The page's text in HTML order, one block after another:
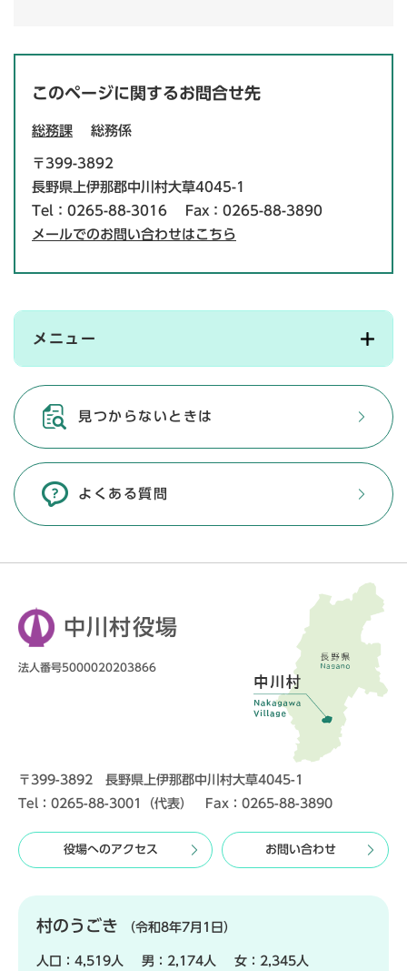
このページに関するお問合せ先
総務課 総務係
〒399-3892
長野県上伊那郡中川村大草4045-1
Tel：0265-88-3016
Fax：0265-88-3890
メールでのお問い合わせはこちら
メニュー
見つからないときは
よくある質問
中川村役場
法人番号5000020203866
〒399-3892 長野県上伊那郡中川村大草4045-1
Tel：0265-88-3001（代表） Fax：0265-88-3890
役場へのアクセス お問い合わせ
村のうごき （令和8年7月1日）
人口： 4,519人 男： 2,174人 女： 2,345人